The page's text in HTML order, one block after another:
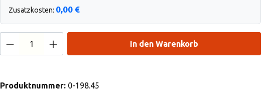
Zusatzkosten: 0,00 €
Produkt Anzahl: Gib den gewünschten Wert
In den Warenkorb
Produktnummer: 0-198.45